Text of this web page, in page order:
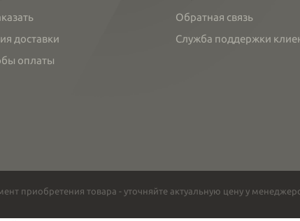
доставки
оплаты
Обратная связь
Служба поддержки
приобретения товара - уточняйте актуальную цену у